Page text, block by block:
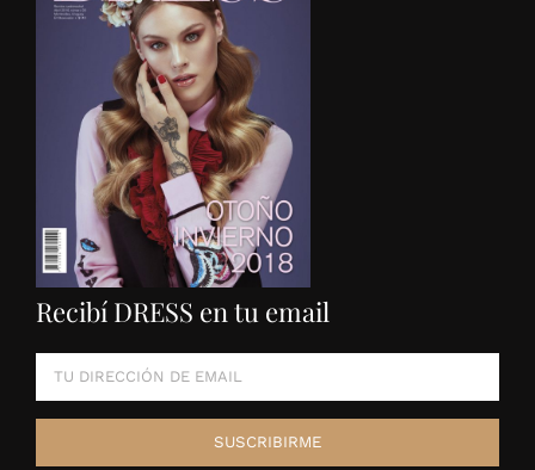
Recibí DRESS en tu email